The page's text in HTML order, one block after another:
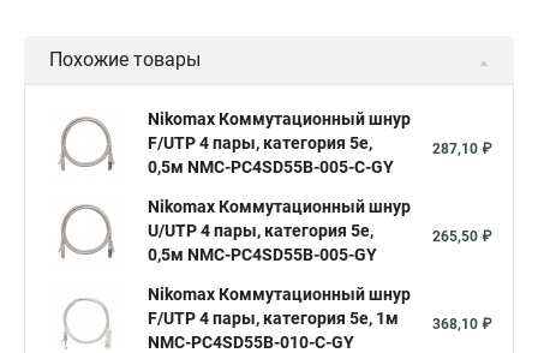
Похожие товары
Nikomax Коммутационный шнур
F/UTP 4 пары, категория 5е,
0,5м NMC-PC4SD55B-005-C-GY
287,10 ₽
Nikomax Коммутационный шнур
U/UTP 4 пары, категория 5е,
0,5м NMC-PC4SD55B-005-GY
265,50 ₽
Nikomax Коммутационный шнур
F/UTP 4 пары, категория 5е, 1м
NMC-PC4SD55B-010-C-GY
368,10 ₽